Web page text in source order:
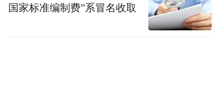
国家标准编制费”系冒名收取